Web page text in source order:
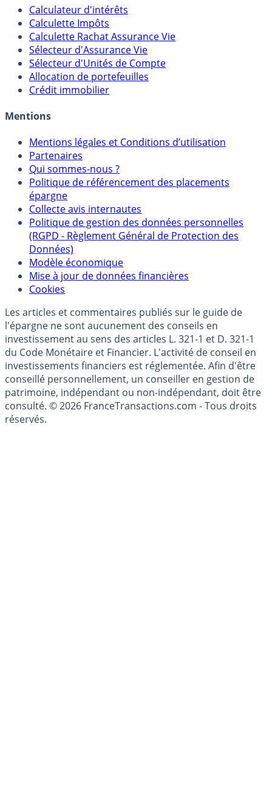
Outils
Calculateur d'intérêts
Calculette Impôts
Calculette Rachat Assurance Vie
Sélecteur d'Assurance Vie
Sélecteur d'Unités de Compte
Crédit immobilier
Mentions
Mentions légales et Conditions d’utilisation
Partenaires
Qui sommes-nous ?
Politique de référencement des placements
épargne
Collecte avis internautes
Politique de gestion des données personnelles
(RGPD - Règlement Général de Protection des
Données)
Modèle économique
Cookies
Les articles et commentaires publiés sur le guide de
l'épargne ne sont aucunement des conseils en
investissement au sens des articles L. 321-1 et D. 321-1
du Code Monétaire et Financier. L'activité de conseil en
investissements financiers est réglementée. Afin d'être
conseillé personnellement, un conseiller en gestion de
patrimoine, indépendant ou non-indépendant, doit être